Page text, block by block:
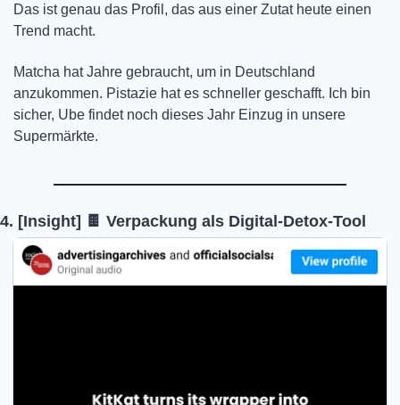
Das ist genau das Profil, das aus einer Zutat heute einen
Trend macht.
Matcha hat Jahre gebraucht, um in Deutschland
anzukommen. Pistazie hat es schneller geschafft. Ich bin
sicher, Ube findet noch dieses Jahr Einzug in unsere
Supermärkte.
4. [Insight] 🍫 Verpackung als Digital-Detox-Tool